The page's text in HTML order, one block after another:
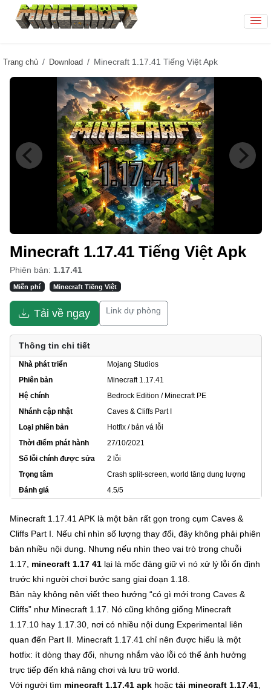
Trang chủ Download Minecraft 1.17.41 Tiếng Việt Apk
Minecraft 1.17.41 Tiếng Việt Apk
Phiên bản: 1.17.41
Miễn phí Minecraft Tiếng Việt
Tải về ngay Link dự phòng
Thông tin chi tiết
Nhà phát triển
Mojang Studios
Phiên bản
Minecraft 1.17.41
Hệ chính
Bedrock Edition / Minecraft PE
Nhánh cập nhật
Caves & Cliffs Part I
Loại phiên bản
Hotfix / bản vá lỗi
Thời điểm phát hành
27/10/2021
Số lỗi chính được sửa
2 lỗi
Trọng tâm
Crash split-screen, world tăng dung lượng
Đánh giá
4.5/5
Minecraft 1.17.41 APK là một bản rất gọn trong cụm Caves &
Cliffs Part I. Nếu chỉ nhìn số lượng thay đổi, đây không phải phiên
bản nhiều nội dung. Nhưng nếu nhìn theo vai trò trong chuỗi
1.17, minecraft 1.17 41lại là mốc đáng giữ vì nó xử lý lỗi ổn định
trước khi người chơi bước sang giai đoạn 1.18.
Bản này không nên viết theo hướng “có gì mới trong Caves &
Cliffs” như Minecraft 1.17. Nó cũng không giống Minecraft
1.17.10 hay 1.17.30, nơi có nhiều nội dung Experimental liên
quan đến Part II. Minecraft 1.17.41 chỉ nên được hiểu là một
hotfix: ít dòng thay đổi, nhưng nhắm vào lỗi có thể ảnh hưởng
trực tiếp đến khả năng chơi và lưu trữ world.
Với người tìm minecraft 1.17.41 apkhoặc tải minecraft 1.17.41,